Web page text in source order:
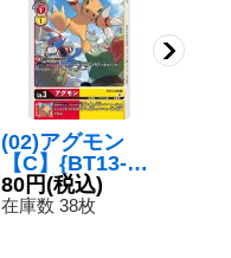
(02)アグモン
【C】{BT13-00
8}《多》
80円(税込)
在庫数 38枚